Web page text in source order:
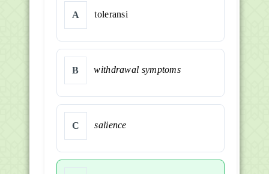
A toleransi
B withdrawal symptoms
C salience